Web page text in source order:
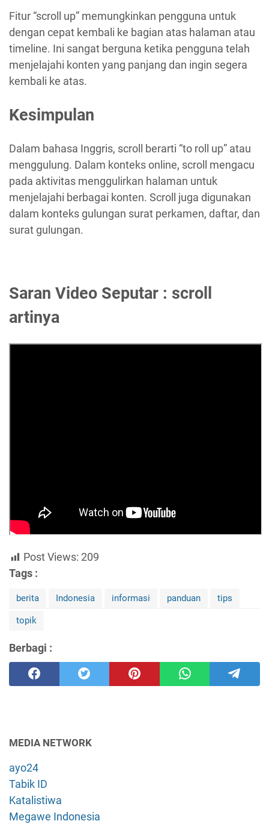
Fitur “scroll up” memungkinkan pengguna untuk
dengan cepat kembali ke bagian atas halaman atau
timeline. Ini sangat berguna ketika pengguna telah
menjelajahi konten yang panjang dan ingin segera
kembali ke atas.
Kesimpulan
Dalam bahasa Inggris, scroll berarti “to roll up” atau
menggulung. Dalam konteks online, scroll mengacu
pada aktivitas menggulirkan halaman untuk
menjelajahi berbagai konten. Scroll juga digunakan
dalam konteks gulungan surat perkamen, daftar, dan
surat gulungan.
Saran Video Seputar : scroll
artinya
Post Views: 209
Tags :
berita Indonesia informasi panduan tips
topik
Berbagi :
MEDIA NETWORK
ayo24
Tabik ID
Katalistiwa
Megawe Indonesia